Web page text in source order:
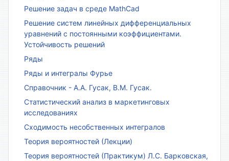
Решение задач в среде MathCad
Решение систем линейных дифференциальных
уравнений с постоянными коэффициентами.
Устойчивость решений
Ряды
Ряды и интегралы Фурье
Справочник - А.А. Гусак, В.М. Гусак.
Статистический анализ в маркетинговых
исследованиях
Сходимость несобственных интегралов
Теория вероятностей (Лекции)
Теория вероятностей (Практикум) Л.С. Барковская,